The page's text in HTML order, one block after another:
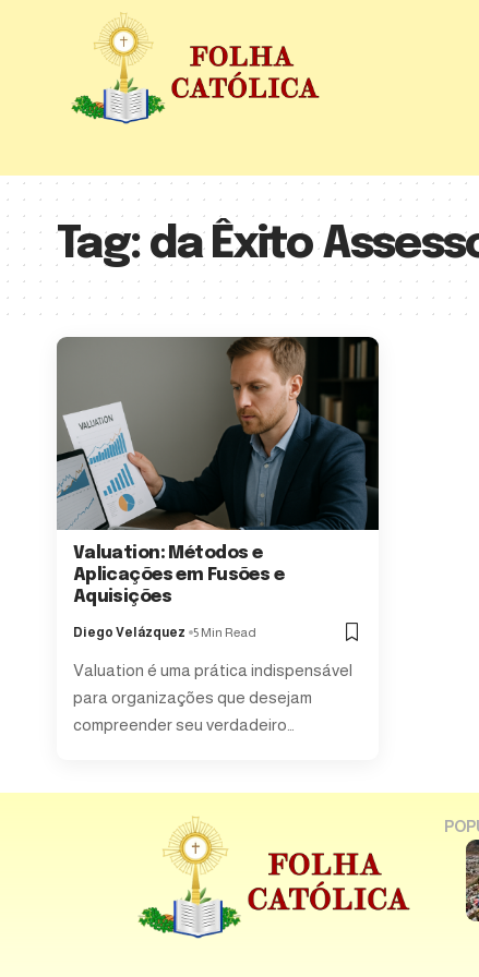
Tag: da Êxito
Valuation: Métodos e
Aplicações em Fusões e
Aquisições
Diego Velázquez 5 Min Read
Valuation é uma prática indispensável
para organizações que desejam
compreender seu verdadeiro…